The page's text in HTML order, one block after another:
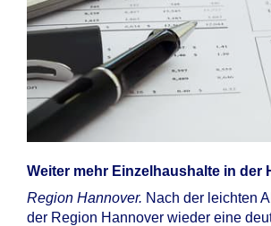
Weiter mehr Einzelhaushalte in
Region Hannover. Nach der leichten
der Region Hannover wieder eine